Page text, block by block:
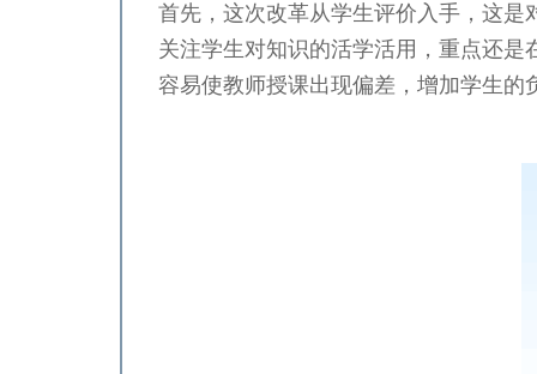
首先，这次改革从学生评价入手，这
关注学生对知识的活学活用，重点还
容易使教师授课出现偏差，增加学生